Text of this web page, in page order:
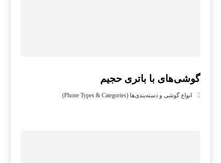
گوشی‌های با باتری حجیم
انواع گوشی و دسته‌بندی‌ها (Phone Types & Categories)